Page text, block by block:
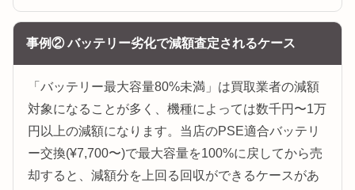
事例② バッテリー劣化で減額査定されるケース
「バッテリー最大容量80%未満」は買取業者の減額
対象になることが多く、機種によっては数千円〜1万
円以上の減額になります。当店のPSE適合バッテリ
ー交換(¥7,700〜)で最大容量を100%に戻してから売
却すると、減額分を上回る回収ができるケースがあ